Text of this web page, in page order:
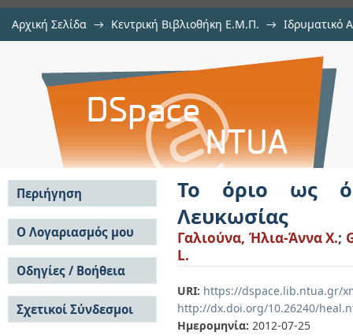
Αρχική Σελίδα → Κεντρική Βιβλιοθήκη Ε.Μ.Π. → Ιδρυματικό
Το όριο ως όσμωση ταυτοτήτων_
Το όριο ως
Λευκωσίας
Γαλιούνα, Ήλια-Άννα X.;
L.
URI: https://dspace.lib.ntua.gr/
http://dx.doi.org/10.26240/
Ημερομηνία: 2012-07-25
Περιήγηση
Σε όλο το DSpace
Κοινότητες & Συλλογές
Ανά Ημερομηνία
Έκδοσης
Συγγραφείς
Τίτλοι
Θέματα
Ο Λογαριασμός μου
Σύνδεση
Εγγραφή
Οδηγίες / Βοήθεια
Οδηγίες Υποβολής
Οδηγίες Χρήσης ΙΑ
Συχνές Ερωτήσεις
Σχετικοί Σύνδεσμοι